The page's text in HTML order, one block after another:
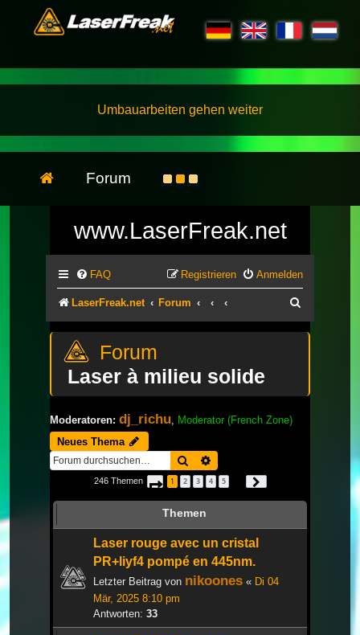
Umbauarbeiten gehen weiter
Forum
www.LaserFreak.net
FAQ Anmelden
Registrieren
LaserFreak.net Forum
Laser à milieu solide
Moderatoren: dj_richu Moderator (French Zone)
Neues Thema
Suche
246 Themen Seite 1von
1 2 3 4 5
Themen
Laser rouge avec un cristal
PR+liyf4 pompé en 445nm.
Letzter Beitrag von nikoones « Di 04
Mär, 2025 8:10 pm
Antworten: 33